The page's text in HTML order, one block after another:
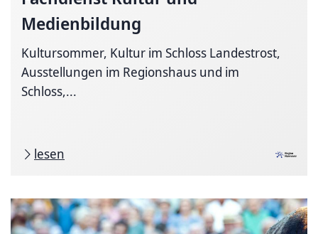
Medienbildung
Kultursommer, Kultur im Schloss Landestrost,
Ausstellungen im Regionshaus und im
Schloss,...
lesen